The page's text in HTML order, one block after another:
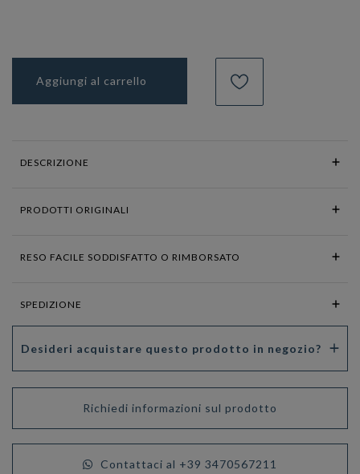
Aggiungi al carrello
DESCRIZIONE
PRODOTTI ORIGINALI
RESO FACILE SODDISFATTO O RIMBORSATO
SPEDIZIONE
Desideri acquistare questo prodotto in negozio?
Richiedi informazioni sul prodotto
Contattaci al +39 3470567211